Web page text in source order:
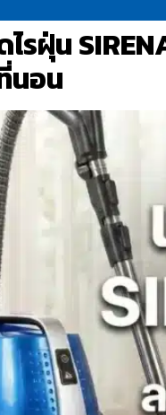
ไรฝุ่น
นอน